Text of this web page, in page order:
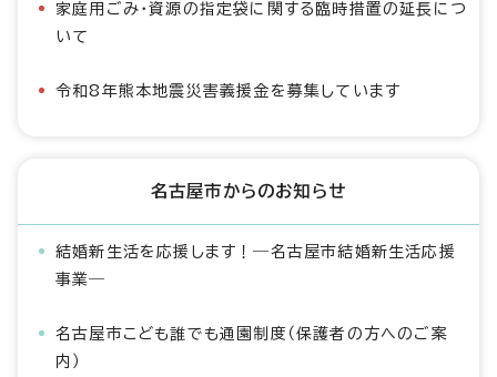
家庭用ごみ・資源の指定袋に関する臨時措置の延長につ
いて
令和8年熊本地震災害義援金を募集しています
名古屋市からのお知らせ
結婚新生活を応援します！―名古屋市結婚新生活応援
事業―
名古屋市こども誰でも通園制度（保護者の方へのご案
内）